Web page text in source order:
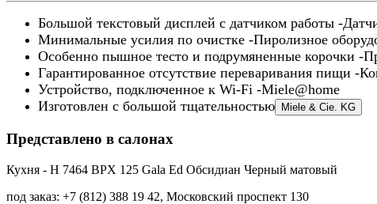
Большой текстовый дисплей с датчиком работы -
Минимальные усилия по очистке -Пиролизное
Особенно пышное тесто и подрумяненные корочки -
Гарантированное отсутствие переваривания пищи -
Устройство, подключенное к Wi-Fi -Miele@home
Изготовлен с большой тщательностью
Miele & Cie. KG
Представлено в салонах
Кухня - H 7464 BPX 125 Gala Ed Обсидиан Черный матовый
под заказ: +7 (812) 388 19 42, Московский проспект 130